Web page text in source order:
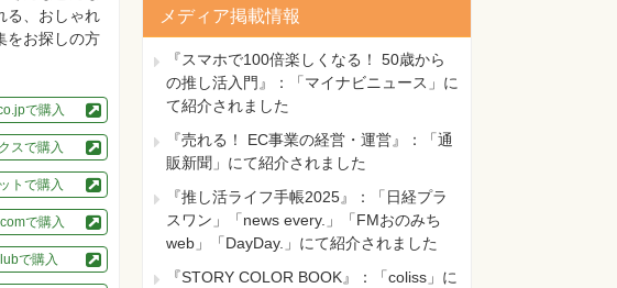
る、おしゃれ
をお探しの方
で購入
スで購入
トで購入
で購入
で購入
メディア掲載情報
『スマホで100倍楽しくなる！ 50歳から
の推し活入門』：「マイナビニュース」に
て紹介されました
『売れる！ EC事業の経営・運営』：「通
販新聞」にて紹介されました
『推し活ライフ手帳2025』：「日経プラ
スワン」「news every.」「FMおのみち
web」「DayDay.」にて紹介されました
『STORY COLOR BOOK』：「coliss」に